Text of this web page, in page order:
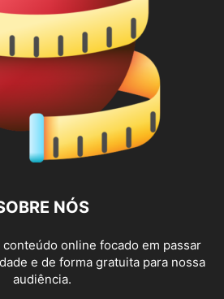
NÓS
online focado em passar
e de forma gratuita para nossa
audiência.